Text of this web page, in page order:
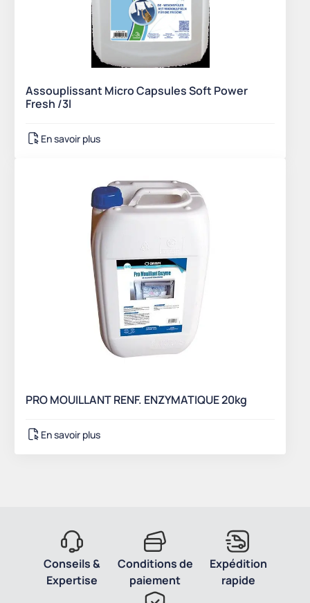
Assouplissant Micro Capsules Soft Power
Fresh /3l
En savoir plus
PRO MOUILLANT RENF. ENZYMATIQUE 20kg
En savoir plus
Conseils &
Expertise
Conditions de
paiement
Expédition
rapide